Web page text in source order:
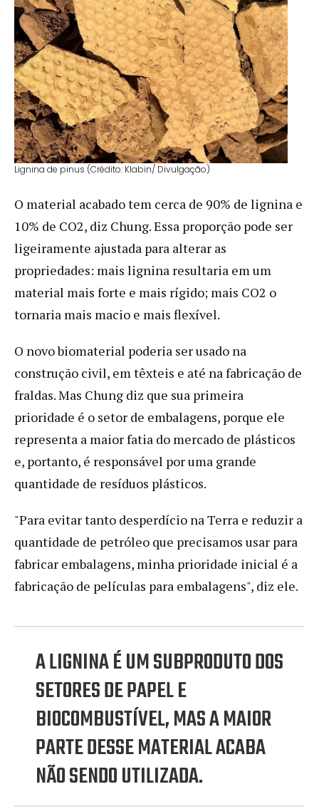
Lignina de pinus (Crédito: Klabin/ Divulgação)
O material acabado tem cerca de 90% de lignina e
10% de CO2, diz Chung. Essa proporção pode ser
ligeiramente ajustada para alterar as
propriedades: mais lignina resultaria em um
material mais forte e mais rígido; mais CO2 o
tornaria mais macio e mais flexível.
O novo biomaterial poderia ser usado na
construção civil, em têxteis e até na fabricação de
fraldas. Mas Chung diz que sua primeira
prioridade é o setor de embalagens, porque ele
representa a maior fatia do mercado de plásticos
e, portanto, é responsável por uma grande
quantidade de resíduos plásticos.
"Para evitar tanto desperdício na Terra e reduzir a
quantidade de petróleo que precisamos usar para
fabricar embalagens, minha prioridade inicial é a
fabricação de películas para embalagens", diz ele.
A LIGNINA É UM SUBPRODUTO DOS
SETORES DE PAPEL E
BIOCOMBUSTÍVEL, MAS A MAIOR
PARTE DESSE MATERIAL ACABA
NÃO SENDO UTILIZADA.